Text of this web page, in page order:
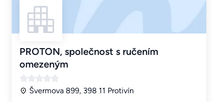
PROTON, společnost s ručením
omezeným
Švermova 899, 398 11 Protivín